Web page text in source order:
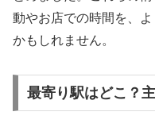
動やお店での時間を、
かもしれません。
最寄り駅はどこ？